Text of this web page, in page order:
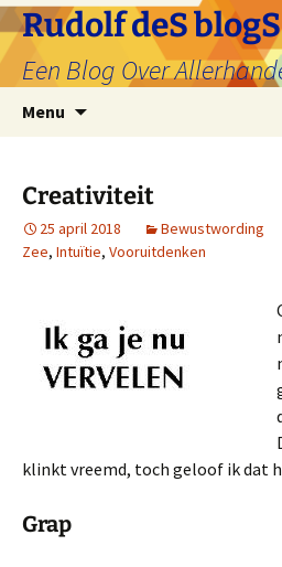
Ga
naar
de
inhoud
Rudolf deS blogS
Een Blog Over
Menu
Creativiteit
25 april 2018 Bewustwording
Zee, Intuïtie, Vooruitdenken
klinkt vreemd, toch geloof ik dat
Grap